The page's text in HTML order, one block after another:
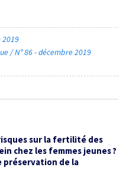
2019
/ N° 86 - décembre 2019
sur la fertilité des
chez les femmes jeunes ?
préservation de la